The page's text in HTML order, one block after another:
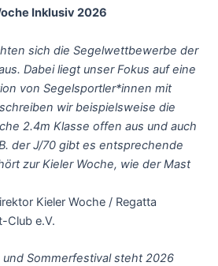
Inklusiv 2026
sich die Segelwettbewerbe der
Dabei liegt unser Fokus auf eine
von Segelsportler*innen mit
wir beispielsweise die
2.4m Klasse offen aus und auch
der J/70 gibt es entsprechende
zur Kieler Woche, wie der Mast
Kieler Woche / Regatta
Club e.V.
Sommerfestival steht 2026